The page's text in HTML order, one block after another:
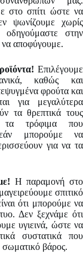
στο σπίτι ώστε να
ψωνίζουμε χωρίς
στην
αποφύγουμε.
Επιλέγουμε
καθώς και
φρούτα και
για μεγαλύτερα
τα θρεπτικά τους
τα τρόφιμα που
εάν μπορούμε να
για να τα
Η παραμονή στο
σπιτικό
ότι μπορούμε να
Δεν ξεχνάμε ότι
υγιεινά, ώστε να
συστατικά που
σωματικό βάρος.